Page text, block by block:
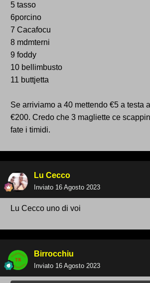
5 tasso
6porcino
7 Cacafocu
8 mdmterni
9 foddy
10 bellimbusto
11 buttjetta
Se arriviamo a 40 mettendo €5 a testa
€200. Credo che 3 magliette ce
fate i timidi.
Lu Cecco
Inviato 16 Agosto 2023
Lu Cecco uno di voi
Birrocchiu
Inviato 16 Agosto 2023